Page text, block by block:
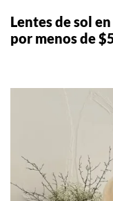
Lentes de sol
por menos de